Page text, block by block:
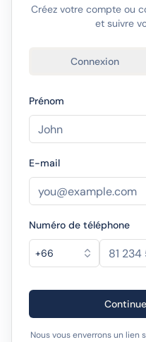
Créez votre compte ou
et suivre
Connexion
Prénom
E-mail
Numéro de téléphone
+66
Nous vous enverrons un